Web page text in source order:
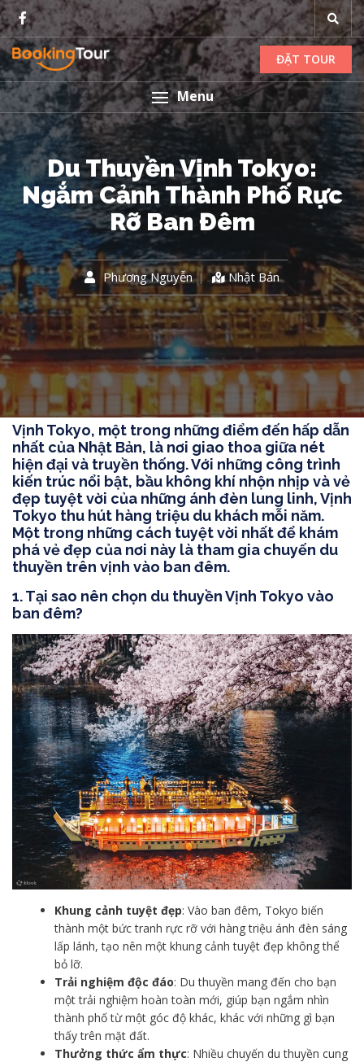
ĐẶT TOUR
Menu
Du Thuyền Vịnh Tokyo:
Ngắm Cảnh Thành Phố Rực
Rỡ Ban Đêm
Phương Nguyễn Nhật Bản
Vịnh Tokyo, một trong những điểm đến hấp dẫn
nhất của Nhật Bản, là nơi giao thoa giữa nét
hiện đại và truyền thống. Với những công trình
kiến trúc nổi bật, bầu không khí nhộn nhịp và vẻ
đẹp tuyệt vời của những ánh đèn lung linh, Vịnh
Tokyo thu hút hàng triệu du khách mỗi năm.
Một trong những cách tuyệt vời nhất để khám
phá vẻ đẹp của nơi này là tham gia chuyến du
thuyền trên vịnh vào ban đêm.
1. Tại sao nên chọn du thuyền Vịnh Tokyo vào
ban đêm?
Khung cảnh tuyệt đẹp: Vào ban đêm, Tokyo biến
thành một bức tranh rực rỡ với hàng triệu ánh đèn sáng
lấp lánh, tạo nên một khung cảnh tuyệt đẹp không thể
bỏ lỡ.
Trải nghiệm độc đáo: Du thuyền mang đến cho bạn
một trải nghiệm hoàn toàn mới, giúp bạn ngắm nhìn
thành phố từ một góc độ khác, khác với những gì bạn
thấy trên mặt đất.
Thưởng thức ẩm thực: Nhiều chuyến du thuyền cung